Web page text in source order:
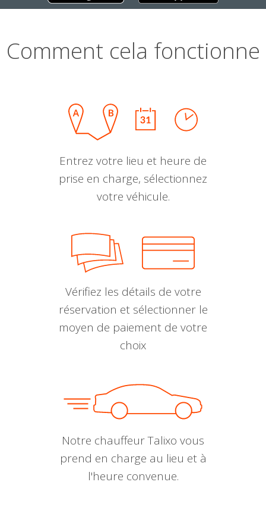
Comment cela fonctionne
Entrez votre lieu et heure de
prise en charge, sélectionnez
votre véhicule.
Vérifiez les détails de votre
réservation et sélectionner le
moyen de paiement de votre
choix
Notre chauffeur Talixo vous
prend en charge au lieu et à
l'heure convenue.